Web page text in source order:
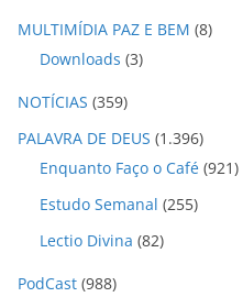
MULTIMÍDIA PAZ E BEM (8)
Downloads (3)
NOTÍCIAS (359)
PALAVRA DE DEUS (1.396)
Enquanto Faço o Café (921)
Estudo Semanal (255)
Lectio Divina (82)
PodCast (988)